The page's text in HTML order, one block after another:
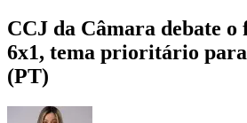
CCJ da Câmara debate o
6x1, tema prioritário
(PT)